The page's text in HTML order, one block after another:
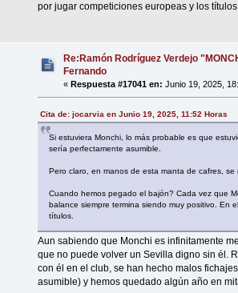
por jugar competiciones europeas y los
Re:Ramón Rodríguez Verdejo
Fernando
«Respuesta #17041 en: Junio 19, 2025,
Cita de: jocarvia en Junio 19, 2025, 11:52 Horas
Si estuviera Monchi, lo más probable es que
sería perfectamente asumible.
Pero claro, en manos de esta manta de cafres,
Cuando hemos pegado el bajón? Cada vez que
balance siempre termina siendo muy positivo. En
títulos.
Aun sabiendo que Monchi es infinitamente
que no puede volver un Sevilla digno sin él.
con él en el club, se han hecho malos
asumible) y hemos quedado algún año en